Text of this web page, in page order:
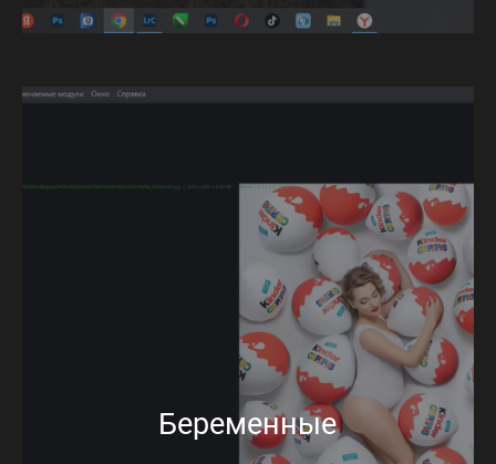
Беременные